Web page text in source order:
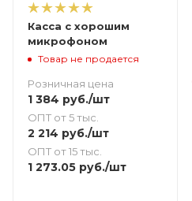
Касса с хорошим
микрофоном
Товар не продается
Розничная цена
1 384 руб./шт
ОПТ от 5 тыс.
2 214 руб./шт
ОПТ от 15 тыс.
1 273.05 руб./шт